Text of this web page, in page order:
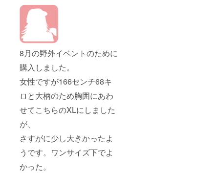
8月の野外イベントのために
購入しました。
女性ですが166センチ68キ
ロと大柄のため胸囲にあわ
せてこちらのXLにしました
が、
さすがに少し大きかったよ
うです。ワンサイズ下でよ
かった。